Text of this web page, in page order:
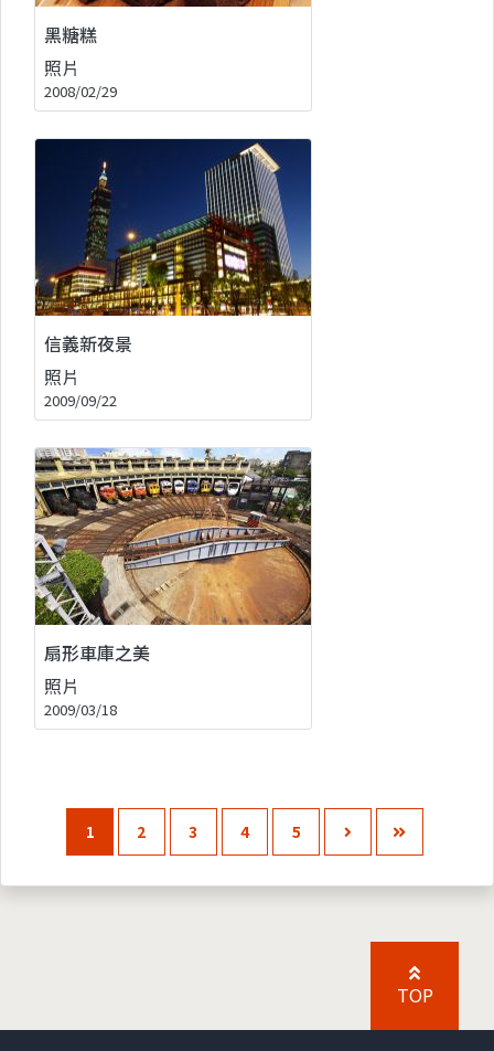
黑糖糕
照片
2008/02/29
信義新夜景
照片
2009/09/22
扇形車庫之美
照片
2009/03/18
1 2 3 4 5
TOP